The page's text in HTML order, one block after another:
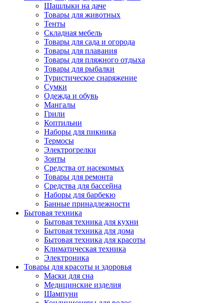
Шашлыки на даче
Товары для животных
Тенты
Складная мебель
Товары для сада и огорода
Товары для плавания
Товары для пляжного отдыха
Товары для рыбалки
Туристическое снаряжение
Сумки
Одежда и обувь
Мангалы
Грили
Коптильни
Наборы для пикника
Термосы
Электрогрелки
Зонты
Средства от насекомых
Товары для ремонта
Средства для бассейна
Наборы для барбекю
Банные принадлежности
Бытовая техника
Бытовая техника для кухни
Бытовая техника для дома
Бытовая техника для красоты
Климатическая техника
Электроника
Товары для красоты и здоровья
Маски для сна
Медицинские изделия
Шампуни